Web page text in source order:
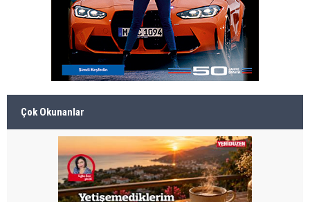
Çok Okunanlar